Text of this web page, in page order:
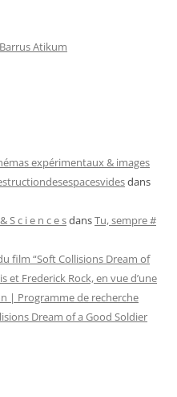
Atikum
expérimentaux & images
dans
S c i e n c e sdansTu, sempre #
film “Soft Collisions Dream of
et Frederick Rock, en vue d’une
| Programme de recherche
Dream of a Good Soldier